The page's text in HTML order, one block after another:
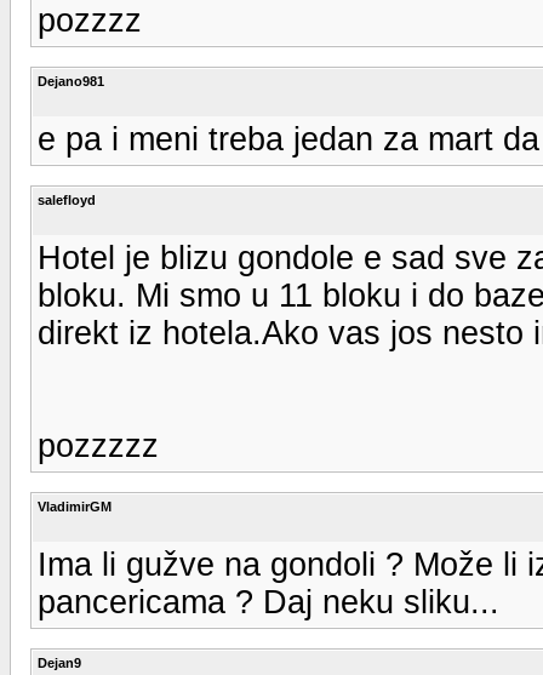
pozzzz
Dejano981
e pa i meni treba jedan za mart
salefloyd
Hotel je blizu gondole e sad sve
bloku. Mi smo u 11 bloku i do
direkt iz hotela.Ako vas jos nesto
pozzzzz
VladimirGM
Ima li gužve na gondoli ? Može li
pancericama ? Daj neku sliku...
Dejan9